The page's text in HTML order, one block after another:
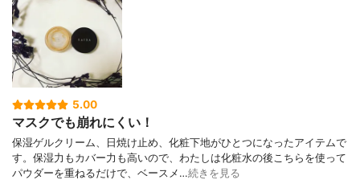
5.00
マスクでも崩れにくい！
保湿ゲルクリーム、日焼け止め、化粧下地がひとつになったアイテムで
す。保湿力もカバー力も高いので、わたしは化粧水の後こちらを使って
パウダーを重ねるだけで、ベースメ…続きを見る